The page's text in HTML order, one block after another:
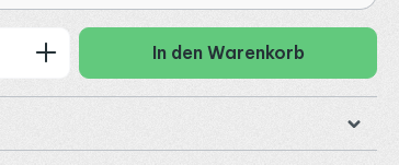
Gib den gewünschten Wert
In den Warenkorb